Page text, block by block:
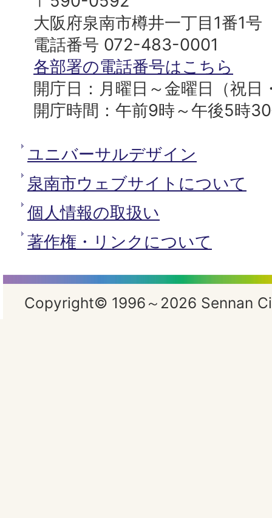
市
役
所
大阪府泉南市樽井一丁目1番1号
電話番号 072-483-0001
各部署の電話番号はこちら
開庁日：月曜日～金曜日（祝日
開庁時間：午前9時～午後5時
ユニバーサルデザイン
泉南市ウェブサイトについて
個人情報の取扱い
著作権・リンクについて
Copyright© 1996～2026 Sennan